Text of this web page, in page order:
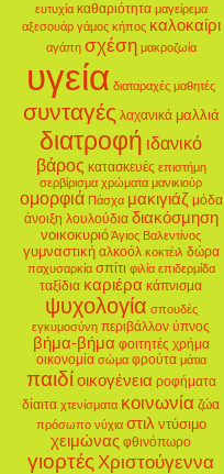
ευτυχία καθαριότητα μαγείρεμα
αξεσουάρ γάμος κήπος καλοκαίρι
αγάπη σχέση μακροζωία
υγεία διαταραχές μαθητές
συνταγές λαχανικά μαλλιά
διατροφή ιδανικό
βάρος κατασκευές επιστήμη
σερβίρισμα χρώματα μανικιούρ
ομορφιά Πάσχα μακιγιάζ μόδα
άνοιξη λουλούδια διακόσμηση
νοικοκυριόΆγιος Βαλεντίνος
γυμναστική αλκοόλ κοκτέιλ δώρα
παχυσαρκία σπίτι φιλία επιδερμίδα
ταξίδια καριέρα κάπνισμα
ψυχολογία σπουδές
εγκυμοσύνη περιβάλλον ύπνος
βήμα-βήμα φοιτητές χρήμα
οικονομία σώμα φρούτα μάτια
παιδί οικογένεια ροφήματα
δίαιτα χτενίσματα κοινωνία ζώα
πρόσωπο νύχια στιλ ντύσιμο
χειμώνας φθινόπωρο
γιορτές Χριστούγεννα